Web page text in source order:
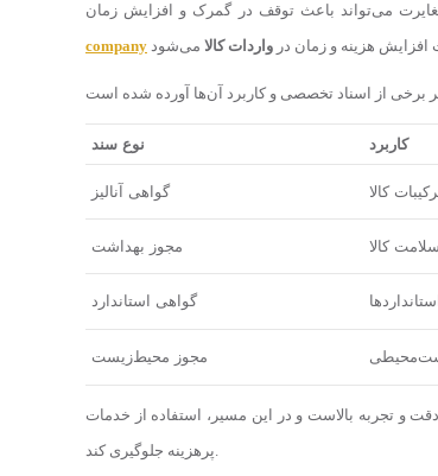
می‌تواند باعث توقف در گمرک و افزایش زمان
company
هزینه و زمان در واردات کالا
نوع سند کاربرد
گواهی آنالیز کالا
مجوز بهداشت سلامت کالا
گواهی استاندارد
مجوز محیط‌زیست
پرهزینه جلوگیری کند.